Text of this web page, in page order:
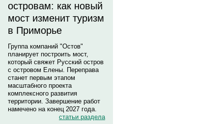
островам: как новый
мост изменит туризм
в Приморье
Группа компаний "Остов"
планирует построить мост,
который свяжет Русский остров
с островом Елены. Переправа
станет первым этапом
масштабного проекта
комплексного развития
территории. Завершение работ
намечено на конец 2027 года.
статьи раздела